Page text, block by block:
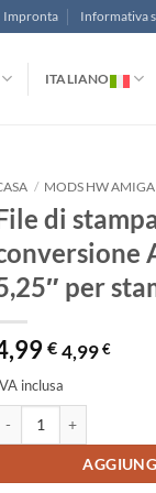
Impronta Informativa
ITALIANO
/ MODS HW AMIGA
di
per
€ 4,99€
inclusa
Alternative: